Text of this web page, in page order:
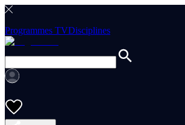
Programmes TVDisciplines